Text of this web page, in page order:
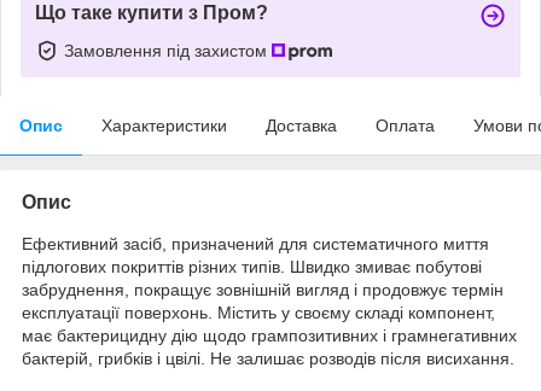
Що таке купити з Пром?
Замовлення під захистом
Опис Характеристики Доставка Оплата Умови
Опис
Ефективний засіб, призначений для систематичного миття
підлогових покриттів різних типів. Швидко змиває побутові
забруднення, покращує зовнішній вигляд і продовжує термін
експлуатації поверхонь. Містить у своєму складі компонент,
має бактерицидну дію щодо грампозитивних і грамнегативних
бактерій, грибків і цвілі. Не залишає розводів після висихання.